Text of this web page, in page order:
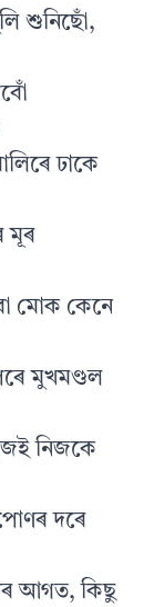
শুনিছোঁ,
ঢাকে
মূৰ
মোক কেনে
মুখমণ্ডল
নিজকে
দৰে
আগত, কিছু